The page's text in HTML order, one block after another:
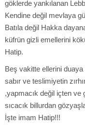
göklerde yankılanan
Kendine değil mevlaya
Batıla değil Hakka
küfrün gizli emellerini
Hatip.
Beş vakitte ellerini duaya
sabır ve teslimiyetin
,yapmacık değil içten ve
sıcacık billurdan
İşte imam Hatip!!!